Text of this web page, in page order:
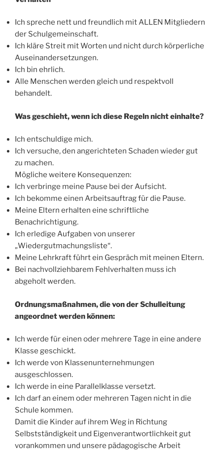
Ich spreche nett und freundlich mit ALLEN Mitgliedern
der Schulgemeinschaft.
Ich kläre Streit mit Worten und nicht durch körperliche
Auseinandersetzungen.
Ich bin ehrlich.
Alle Menschen werden gleich und respektvoll
behandelt.
Was geschieht, wenn ich diese Regeln nicht einhalte?
Ich entschuldige mich.
Ich versuche, den angerichteten Schaden wieder gut
zu machen.
Mögliche weitere Konsequenzen:
Ich verbringe meine Pause bei der Aufsicht.
Ich bekomme einen Arbeitsauftrag für die Pause.
Meine Eltern erhalten eine schriftliche
Benachrichtigung.
Ich erledige Aufgaben von unserer
„Wiedergutmachungsliste“.
Meine Lehrkraft führt ein Gespräch mit meinen Eltern.
Bei nachvollziehbarem Fehlverhalten muss ich
abgeholt werden.
Ordnungsmaßnahmen, die von der Schulleitung
angeordnet werden können:
Ich werde für einen oder mehrere Tage in eine andere
Klasse geschickt.
Ich werde von Klassenunternehmungen
ausgeschlossen.
Ich werde in eine Parallelklasse versetzt.
Ich darf an einem oder mehreren Tagen nicht in die
Schule kommen.
Damit die Kinder auf ihrem Weg in Richtung
Selbstständigkeit und Eigenverantwortlichkeit gut
vorankommen und unsere pädagogische Arbeit